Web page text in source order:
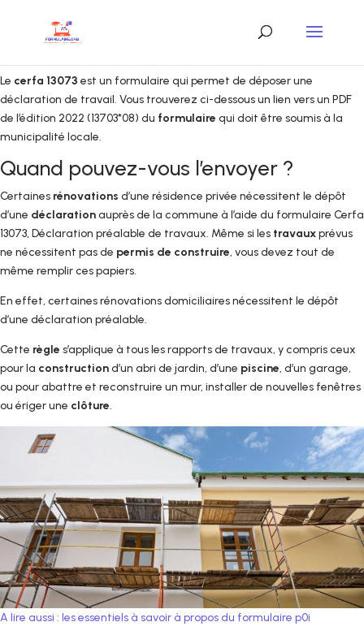
Le cerfa 13073 est un formulaire qui permet de déposer une
déclaration de travail. Vous trouverez ci-dessous un lien vers un PDF
de l’édition 2022 (13703*08) du formulaire qui doit être soumis à la
municipalité locale.
Quand pouvez-vous l’envoyer ?
Certaines rénovations d’une résidence privée nécessitent le dépôt
d’une déclarationauprès de la commune à l’aide du formulaire Cerfa
13073, Déclaration préalable de travaux. Même si les travauxprévus
ne nécessitent pas de permis de construire, vous devez tout de
même remplir ces papiers.
En effet, certaines rénovations domiciliaires nécessitent le dépôt
d’une déclaration préalable.
Cette règle s’applique à tous les rapports de travaux, y compris ceux
pour la constructiond’un abri de jardin, d’une piscine, d’un garage,
ou pour abattre et reconstruire un mur, installer de nouvelles fenêtres
ou ériger une clôture.
A lire aussi : les essentiels à savoir à propos du formulaire p0i